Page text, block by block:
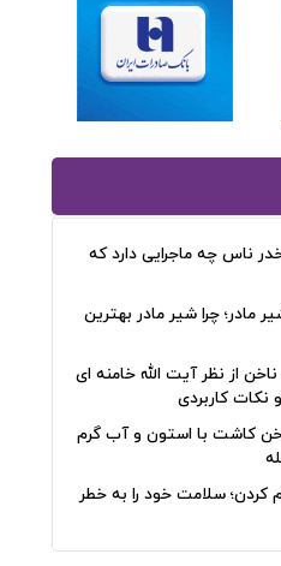
ناس چه ماجرایی دارد که
مادر؛ چرا شیر مادر بهترین
از نظر آیت الله خامنه ای
کاربردی
کاشت با استون و آب گرم
کردن؛ سلامت خود را به خطر